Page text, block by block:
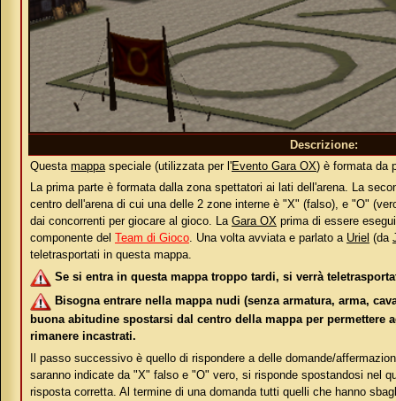
Descrizione:
Questa mappaspeciale (utilizzata per l'Evento Gara OX) è formata da
La prima parte è formata dalla zona spettatori ai lati dell'arena. La
centro dell'arena di cui una delle 2 zone interne è "X" (falso), e "O"
dai concorrenti per giocare al gioco. La Gara OX prima di essere
componente del Team di Gioco. Una volta avviata e parlato a Uriel (da
teletrasportati in questa mappa.
Se si entra in questa mappa troppo tardi, si verrà
Bisogna entrare nella mappa nudi (senza armatura, arma,
buona abitudine spostarsi dal centro della mappa per permettere
rimanere incastrati.
Il passo successivo è quello di rispondere a delle domande/
saranno indicate da "X" falso e "O" vero, si risponde spostandosi nel
risposta corretta. Al termine di una domanda tutti quelli che hanno